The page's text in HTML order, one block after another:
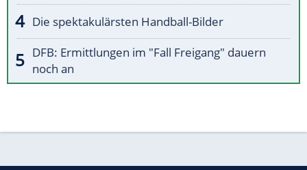
Die spektakulärsten Handball-Bilder
DFB: Ermittlungen im "Fall Freigang" dauern
noch an